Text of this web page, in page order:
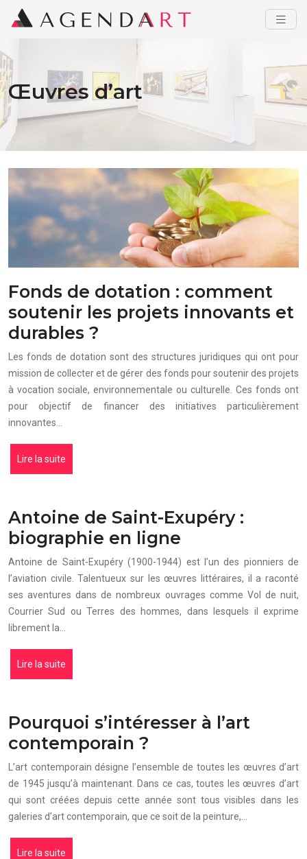
Œuvres d’art
Fonds de dotation : comment
soutenir les projets innovants et
durables ?
Les fonds de dotation sont des structures juridiques qui ont pour
mission de collecter et de gérer des fonds pour soutenir des projets
à vocation sociale, environnementale ou culturelle. Ces fonds ont
pour objectif de financer des initiatives particulièrement
innovantes…
Lire la suite
Antoine de Saint-Exupéry :
biographie en ligne
Antoine de Saint-Exupéry (1900-1944) est l’un des pionniers de
l’aviation civile. Talentueux sur les œuvres littéraires, il a raconté
ses aventures dans de nombreux ouvrages comme Vol de nuit,
Courrier Sud ou Terres des hommes, dans lesquels il exprime
librement la…
Lire la suite
Pourquoi s’intéresser à l’art
contemporain ?
L’art contemporain désigne l’ensemble de toutes les œuvres d’art
de 1945 jusqu’à maintenant. Dans ce cas, toutes les œuvres d’art
qui sont créées depuis cette année sont tous visibles dans les
galeries d’art contemporain, que ce soit de la peinture,…
Lire la suite